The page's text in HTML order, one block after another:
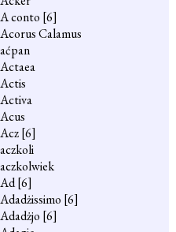
A conto [6]
Acorus Calamus
aćpan
Actaea
Actis
Activa
Acus
Acz[6]
aczkoli
aczkolwiek
Ad[6]
Adadżissimo [6]
Adadżjo [6]